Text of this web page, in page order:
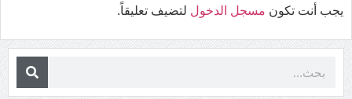
يجب أنت تكون مسجل الدخول لتضيف تعليقاً.